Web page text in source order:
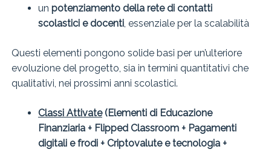
un potenziamento della rete di contatti
scolastici e docenti, essenziale per la scalabilità
Questi elementi pongono solide basi per un’ulteriore
evoluzione del progetto, sia in termini quantitativi che
qualitativi, nei prossimi anni scolastici.
Classi Attivate (Elementi di Educazione
Finanziaria + Flipped Classroom + Pagamenti
digitali e frodi + Criptovalute e tecnologia +